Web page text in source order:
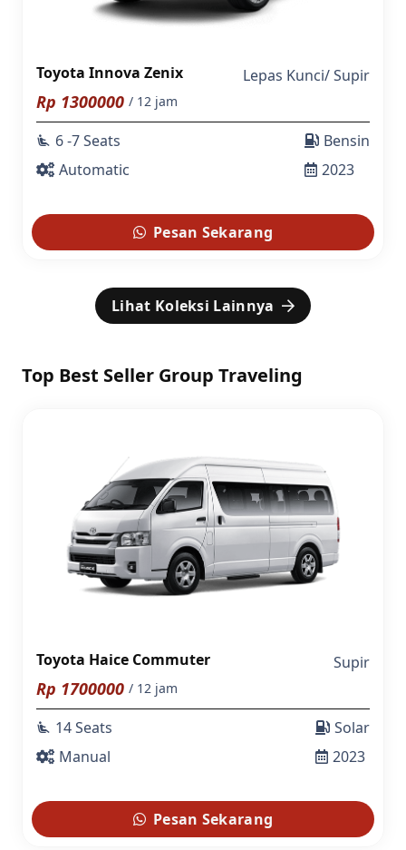
Toyota Innova Zenix Lepas Kunci/Supir
Rp 1300000 / 12 jam
airline_seat_recline_extra 6 -7 Seats
Automatic
Bensin
2023
Pesan Sekarang
Lihat Koleksi Lainnya
Top Best Seller Group Traveling
Toyota Haice Commuter Supir
Rp 1700000 / 12 jam
airline_seat_recline_extra 14 Seats
Manual
Solar
2023
Pesan Sekarang